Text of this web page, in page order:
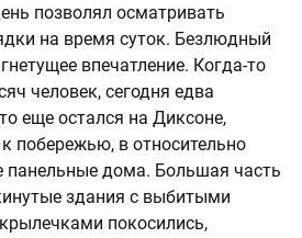
позволял осматривать
на время суток. Безлюдный
впечатление. Когда-то
человек, сегодня едва
еще остался на Диксоне,
побережью, в относительно
панельные дома. Большая часть
здания с выбитыми
покосились,